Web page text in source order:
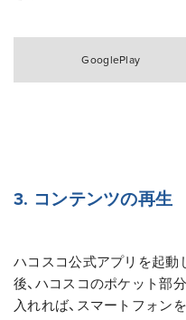
GooglePlay
3. コンテンツの再生
ハコスコ公式アプリを起動
後、ハコスコのポケット部
入れれば、スマートフォン